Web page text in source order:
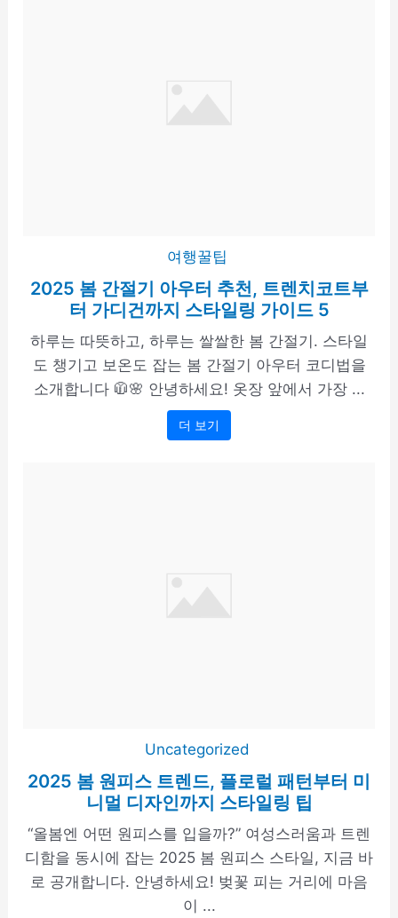
여행꿀팁
2025 봄 간절기 아우터 추천, 트렌치코트부
터 가디건까지 스타일링 가이드 5
하루는 따뜻하고, 하루는 쌀쌀한 봄 간절기. 스타일
도 챙기고 보온도 잡는 봄 간절기 아우터 코디법을
소개합니다 🧥🌸 안녕하세요! 옷장 앞에서 가장 ...
더 보기
Uncategorized
2025 봄 원피스 트렌드, 플로럴 패턴부터 미
니멀 디자인까지 스타일링 팁
“올봄엔 어떤 원피스를 입을까?” 여성스러움과 트렌
디함을 동시에 잡는 2025 봄 원피스 스타일, 지금 바
로 공개합니다. 안녕하세요! 벚꽃 피는 거리에 마음
이 ...